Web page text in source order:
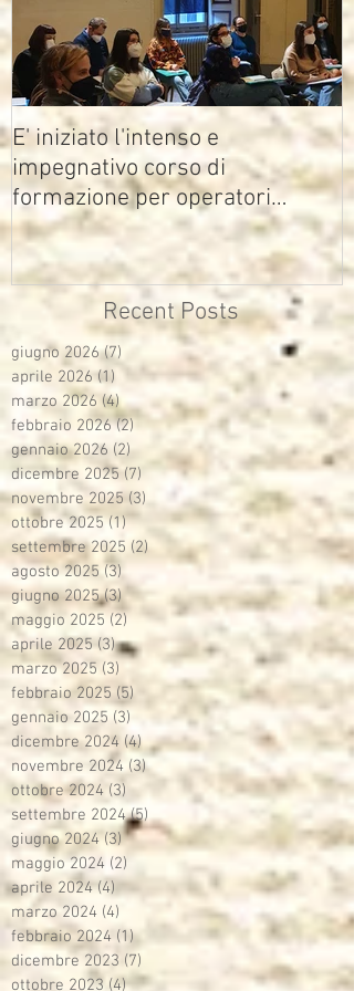
E' iniziato l'intenso e
impegnativo corso di
formazione per operatori
multimediali Avisco
Recent Posts
giugno 2026 (7)
aprile 2026 (1) 1 post
marzo 2026 (4)4 post
febbraio 2026 (2)2 post
gennaio 2026 (2)2 post
dicembre 2025 (7) 7 post
novembre 2025 (3)3 post
ottobre 2025 (1)1 post
settembre 2025 (2)2 post
agosto 2025 (3) 3 post
giugno 2025 (3)3 post
maggio 2025 (2)2 post
aprile 2025 (3)3 post
marzo 2025 (3)
febbraio 2025 (5) 5 post
gennaio 2025 (3) 3 post
dicembre 2024 (4)4 post
novembre 2024 (3)3 post
ottobre 2024 (3) 3 post
settembre 2024 (5)5 post
giugno 2024 (3)3 post
maggio 2024 (2)
aprile 2024 (4) 4 post
marzo 2024 (4)
febbraio 2024 (1)1 post
dicembre 2023 (7)
ottobre 2023 (4)4 post